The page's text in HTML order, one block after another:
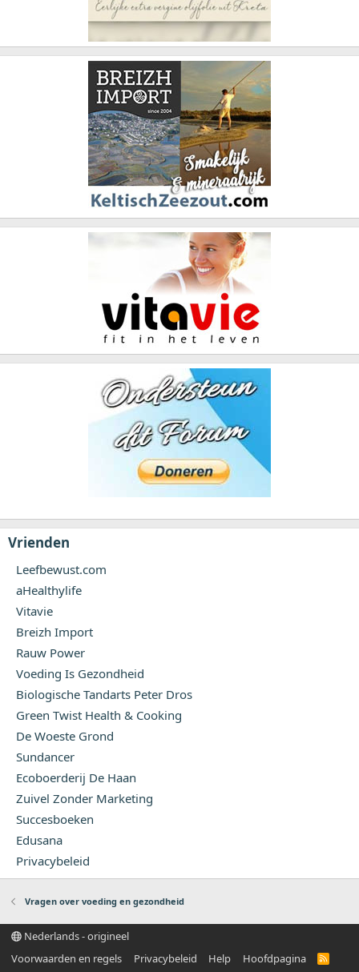
Vrienden
Leefbewust.com
aHealthylife
Vitavie
Breizh Import
Rauw Power
Voeding Is Gezondheid
Biologische Tandarts Peter Dros
Green Twist Health & Cooking
De Woeste Grond
Sundancer
Ecoboerderij De Haan
Zuivel Zonder Marketing
Succesboeken
Edusana
Privacybeleid
Vragen over voeding en gezondheid
Nederlands - origineel
Voorwaarden en regels
Privacybeleid Help Hoofdpagina
R